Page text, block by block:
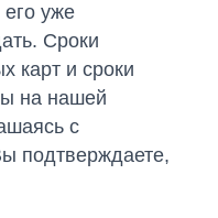
уже
Сроки
карт и сроки
на нашей
с
подтверждаете,